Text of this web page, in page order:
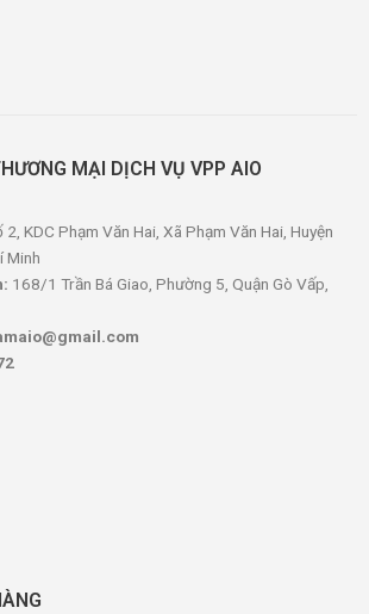
MẠI DỊCH VỤ VPP AIO
KDC Phạm Văn Hai, Xã Phạm Văn Hai, Huyện
Minh
168/1 Trần Bá Giao, Phường 5, Quận Gò Vấp,